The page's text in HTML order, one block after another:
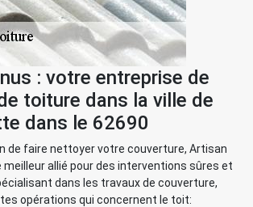
: votre entreprise de
toiture dans la ville de
dans le 62690
de faire nettoyer votre couverture, Artisan
allié pour des interventions sûres et
dans les travaux de couverture,
opérations qui concernent le toit: